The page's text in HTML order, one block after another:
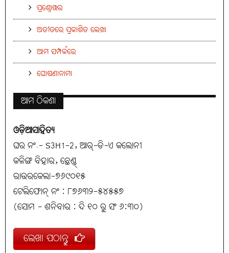
ପ୍ରଶ୍ନୋତ୍ତର
ଅତୀତରେ ପ୍ରକାଶିତ ଲେଖା
ଆମ ସମ୍ପର୍କରେ
ଘୋଷଣାନାମା
ଆମ ଠିକଣା
ଓଡ଼ିଆସାହିତ୍ୟ
ଘର ନଂ.- S3H1-2, ଆର୍-ଡି-ଏ କଲୋନୀ
କଳିଙ୍ଗ ବିହାର, ଛେଣ୍ଡ୍
ରାଉରକେଲା-୭୬୯୦୧୫
ଟେଲିଫୋନ୍ ନଂ : ୮୭୬୩୨-୫୪୫୫୭
(ସୋମ - ଶନିବାର : ଦି ୧୦ ରୁ ସଂ ୬:୩୦)
ଲେଖା ପଠାନ୍ତୁ